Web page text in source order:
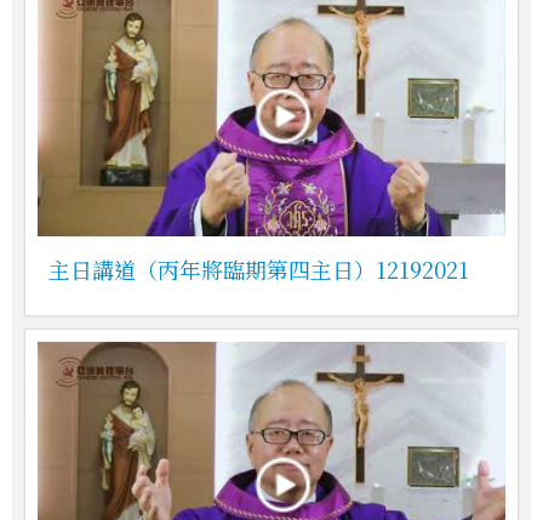
主日講道（丙年將臨期第四主日）12192021